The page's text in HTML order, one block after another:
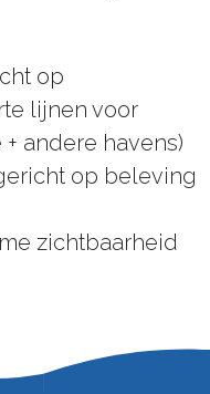
op
lijnen voor
andere havens)
op beleving
zichtbaarheid